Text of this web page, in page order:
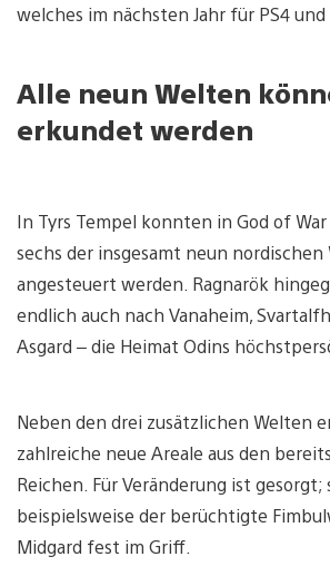
welches im nächsten Jahr für PS4
Alle neun Welten
erkundet werden
In Tyrs Tempel konnten in God of
sechs der insgesamt neun nordischen
angesteuert werden. Ragnarök
endlich auch nach Vanaheim,
Asgard – die Heimat Odins
Neben den drei zusätzlichen Welten
zahlreiche neue Areale aus den
Reichen. Für Veränderung ist gesorgt;
beispielsweise der berüchtigte
Midgard fest im Griff.